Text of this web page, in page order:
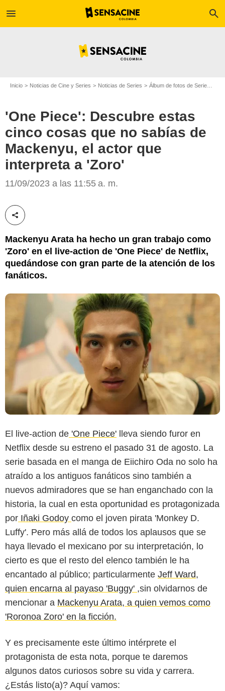
menu search
Inicio Noticias de Cine y Series Noticias de Series Álbum de fotos de Serie
'One Piece': Descubre estas
cinco cosas que no sabías de
Mackenyu, el actor que
interpreta a 'Zoro'
11/09/2023 a las 11:55 a. m.
Compartir esta noticia
Mackenyu Arata ha hecho un gran trabajo como
'Zoro' en el live-action de 'One Piece' de Netflix,
quedándose con gran parte de la atención de los
fanáticos.
El live-action de 'One Piece' lleva siendo furor en
Netflix desde su estreno el pasado 31 de agosto. La
serie basada en el manga de Eiichiro Oda no solo ha
atraído a los antiguos fanáticos sino también a
nuevos admiradores que se han enganchado con la
historia, la cual en esta oportunidad es protagonizada
por Iñaki Godoy como el joven pirata 'Monkey D.
Luffy'. Pero más allá de todos los aplausos que se
haya llevado el mexicano por su interpretación, lo
cierto es que el resto del elenco también le ha
encantado al público; particularmente Jeff Ward,
quien encarna al payaso 'Buggy' ,sin olvidarnos de
mencionar a Mackenyu Arata, a quien vemos como
'Roronoa Zoro' en la ficción.
Y es precisamente este último intérprete el
protagonista de esta nota, porque te daremos
algunos datos curiosos sobre su vida y carrera.
¿Estás listo(a)? Aquí vamos: